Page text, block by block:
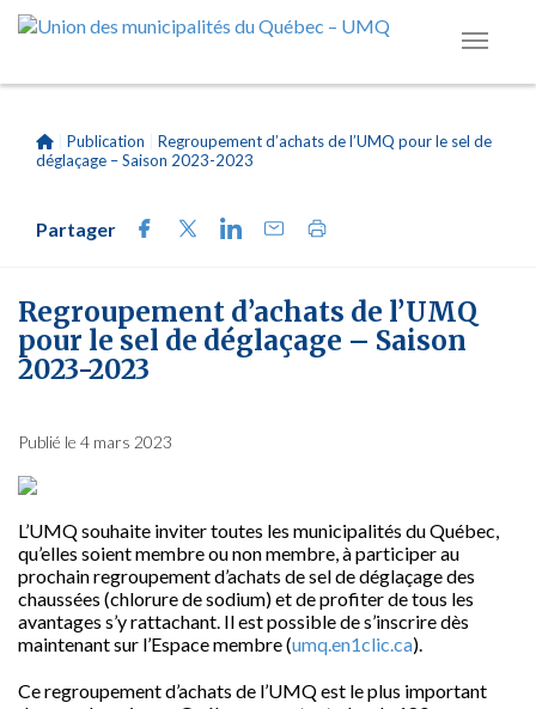
Publication
Regroupement d’achats de l’UMQ pour le sel de
déglaçage – Saison 2023-2023
Partager
Regroupement d’achats de l’UMQ
pour le sel de déglaçage – Saison
2023-2023
Publié le 4 mars 2023
L’UMQ souhaite inviter toutes les municipalités du Québec,
qu’elles soient membre ou non membre, à participer au
prochain regroupement d’achats de sel de déglaçage des
chaussées (chlorure de sodium) et de profiter de tous les
avantages s’y rattachant. Il est possible de s’inscrire dès
maintenant sur l’Espace membre (umq.en1clic.ca).
Ce regroupement d’achats de l’UMQ est le plus important